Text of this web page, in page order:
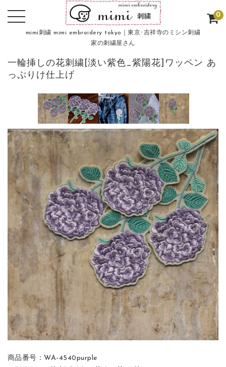
mimi刺繍 mimi embroidery tokyo｜東京･吉祥寺のミシン刺繍
家の刺繍屋さん
0
一輪挿しの花刺繍[淡い紫色_紫陽花]ワッペン あ
っぷりけ仕上げ
商品番号：WA-4540purple